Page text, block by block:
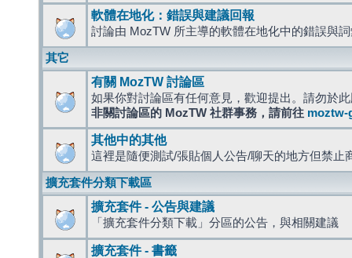
軟體在地化：錯誤與建議回報
討論由 MozTW 所主導的軟體在地化中的錯誤與
其它
有關 MozTW 討論區
如果你對討論區有任何意見，歡迎提出。請勿於
非關討論區的 MozTW 社群事務，請前往 moztw-
其他中的其他
這裡是隨便測試/張貼個人公告/聊天的地方但禁止
擴充套件分類下載區
擴充套件 - 公告與建議
「擴充套件分類下載」分區的公告，與相關建議
擴充套件 - 書籤